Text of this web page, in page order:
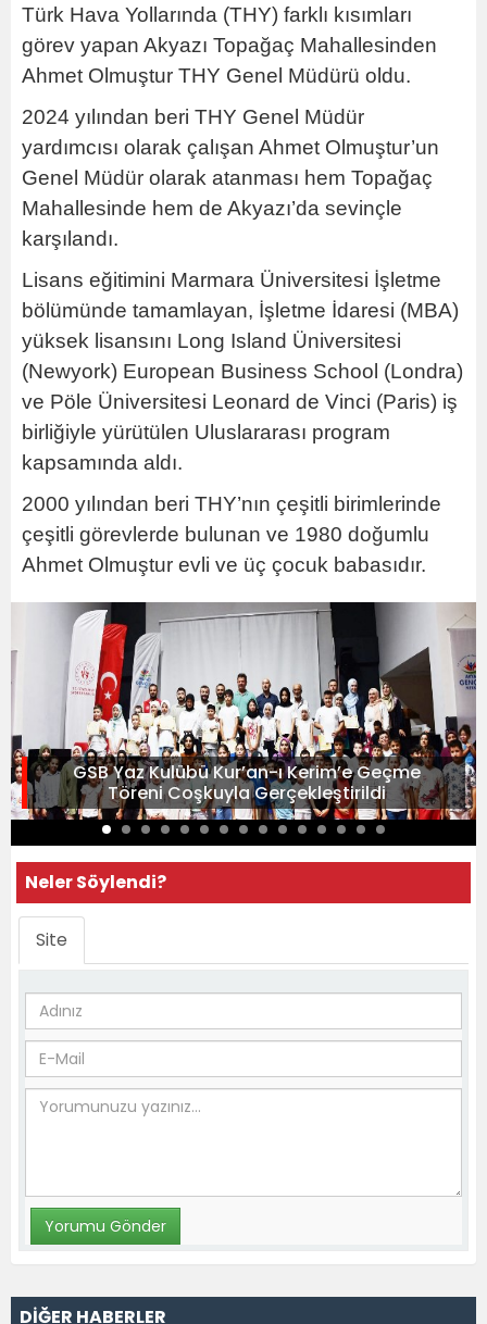
Türk Hava Yollarında (THY) farklı kısımları
görev yapan Akyazı Topağaç Mahallesinden
Ahmet Olmuştur THY Genel Müdürü oldu.
2024 yılından beri THY Genel Müdür
yardımcısı olarak çalışan Ahmet Olmuştur’un
Genel Müdür olarak atanması hem Topağaç
Mahallesinde hem de Akyazı’da sevinçle
karşılandı.
Lisans eğitimini Marmara Üniversitesi İşletme
bölümünde tamamlayan, İşletme İdaresi (MBA)
yüksek lisansını Long Island Üniversitesi
(Newyork) European Business School (Londra)
ve Pöle Üniversitesi Leonard de Vinci (Paris) iş
birliğiyle yürütülen Uluslararası program
kapsamında aldı.
2000 yılından beri THY’nın çeşitli birimlerinde
çeşitli görevlerde bulunan ve 1980 doğumlu
Ahmet Olmuştur evli ve üç çocuk babasıdır.
GSB Yaz Kulübü Kur’an-ı Kerim’e Geçme
Töreni Coşkuyla Gerçekleştirildi
Neler Söylendi?
Site
DİĞER HABERLER